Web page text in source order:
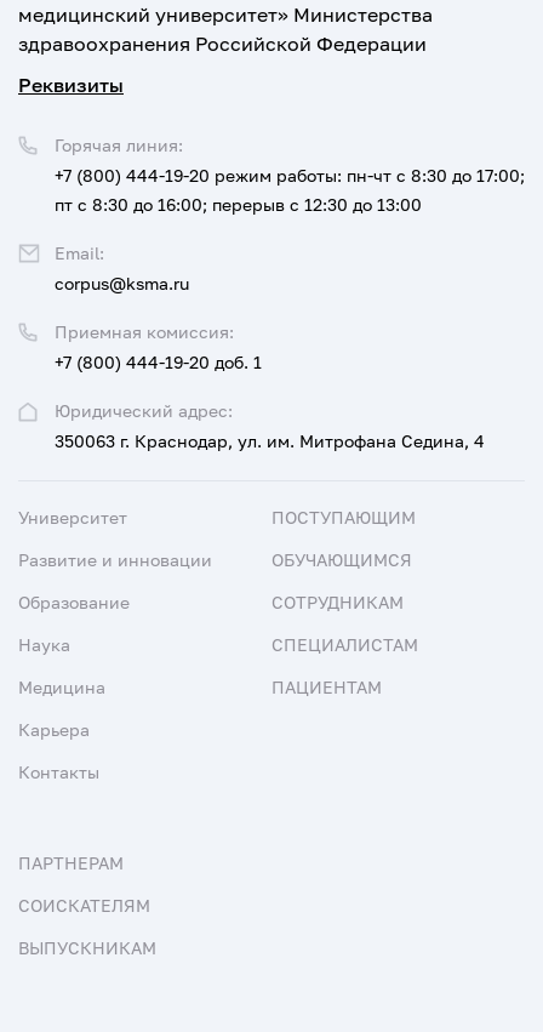
медицинский университет» Министерства
здравоохранения Российской Федерации
Реквизиты
Юридический адрес:
350063 г. Краснодар, ул. им. Митрофана Седина, 4
Приемная комиссия:
+7 (800) 444-19-20 доб. 1
Горячая линия:
+7 (800) 444-19-20 режим работы: пн-чт с 8:30 до 17:00;
пт с 8:30 до 16:00; перерыв с 12:30 до 13:00
Email:
corpus@ksma.ru
Университет
Развитие и инновации
Образование
Наука
Медицина
Карьера
Контакты
ПОСТУПАЮЩИМ
ОБУЧАЮЩИМСЯ
СОТРУДНИКАМ
СПЕЦИАЛИСТАМ
ПАЦИЕНТАМ
ПАРТНЕРАМ
СОИСКАТЕЛЯМ
ВЫПУСКНИКАМ